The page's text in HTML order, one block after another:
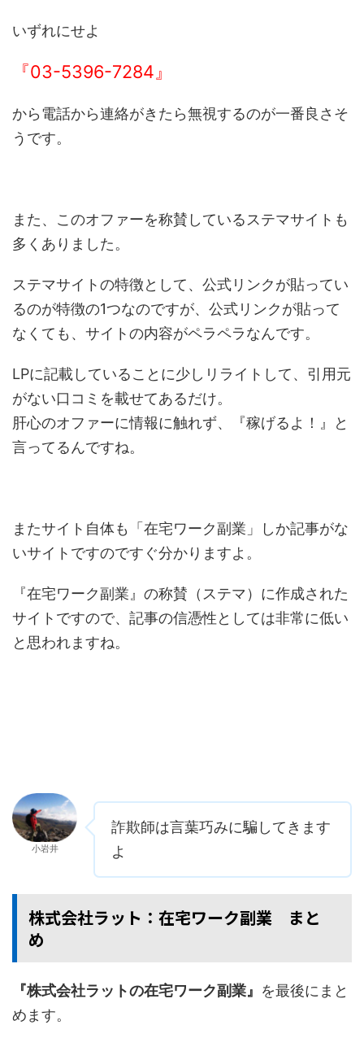
いずれにせよ
『03-5396-7284』
から電話から連絡がきたら無視するのが一番良さそ
うです。
また、このオファーを称賛しているステマサイトも
多くありました。
ステマサイトの特徴として、公式リンクが貼ってい
るのが特徴の1つなのですが、公式リンクが貼って
なくても、サイトの内容がペラペラなんです。
LPに記載していることに少しリライトして、引用元
がない口コミを載せてあるだけ。
肝心のオファーに情報に触れず、『稼げるよ！』と
言ってるんですね。
またサイト自体も「在宅ワーク副業」しか記事がな
いサイトですのですぐ分かりますよ。
『在宅ワーク副業』の称賛（ステマ）に作成された
サイトですので、記事の信憑性としては非常に低い
と思われますね。
小岩井
詐欺師は言葉巧みに騙してきます
よ
株式会社ラット：在宅ワーク副業 まと
め
『株式会社ラットの在宅ワーク副業』 を最後にまと
めます。